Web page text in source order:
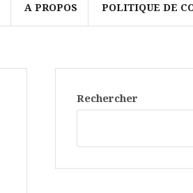
A PROPOS POLITIQUE DE
Rechercher